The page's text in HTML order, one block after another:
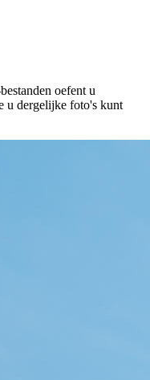
oefent u
u dergelijke foto's kunt